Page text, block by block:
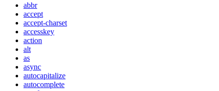
abbr
accept
accept-charset
accesskey
action
alt
as
async
autocapitalize
autocomplete